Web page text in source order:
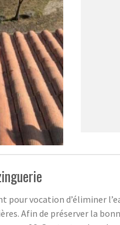
vocation d’éliminer
Afin de préserver la